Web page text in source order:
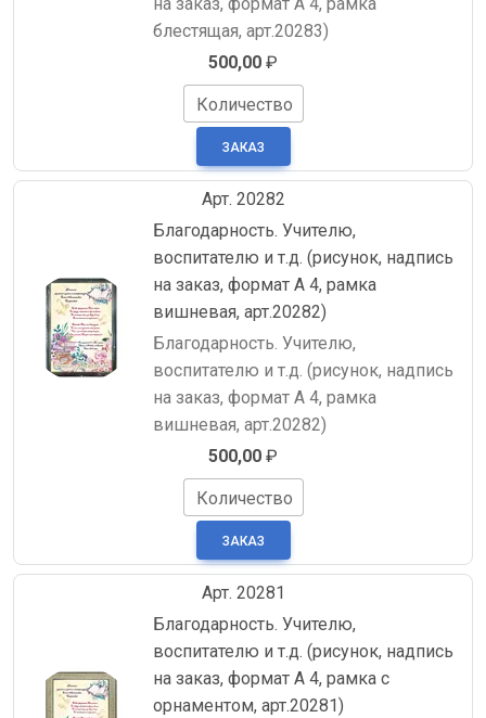
блестящая, арт.20283)
500,00 ₽
Количество
Арт. 20282
Благодарность. Учителю,
воспитателю и т.д. (рисунок, надпись
на заказ, формат А 4, рамка
вишневая, арт.20282)
Благодарность. Учителю,
воспитателю и т.д. (рисунок, надпись
на заказ, формат А 4, рамка
вишневая, арт.20282)
500,00 ₽
Количество
Арт. 20281
Благодарность. Учителю,
воспитателю и т.д. (рисунок, надпись
на заказ, формат А 4, рамка с
орнаментом, арт.20281)